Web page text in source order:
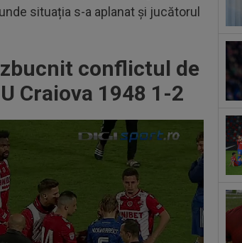
situația s-a aplanat și jucătorul
conflictul de
Craiova 1948 1-2